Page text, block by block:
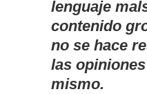
lenguaje
contenido
no se hace
las
mismo.